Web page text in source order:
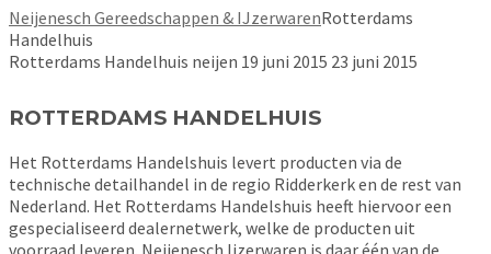
Neijenesch Gereedschappen & IJzerwarenRotterdams
Handelhuis
Rotterdams Handelhuis neijen 19 juni 2015 23 juni 2015
ROTTERDAMS HANDELHUIS
Het Rotterdams Handelshuis levert producten via de
technische detailhandel in de regio Ridderkerk en de rest van
Nederland. Het Rotterdams Handelshuis heeft hiervoor een
gespecialiseerd dealernetwerk, welke de producten uit
voorraad leveren. Neijenesch Ijzerwaren is daar één van de